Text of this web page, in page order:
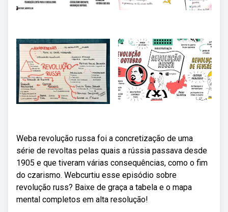
Weba revolução russa foi a concretização de uma
série de revoltas pelas quais a rússia passava desde
1905 e que tiveram várias consequências, como o fim
do czarismo. Webcurtiu esse episódio sobre
revolução russ? Baixe de graça a tabela e o mapa
mental completos em alta resolução!